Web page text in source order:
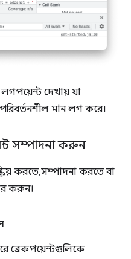
দেখায় যা
মান লগ করে।
সম্পাদনা করুন
করতে, সম্পাদনা করতে বা
করুন।
ব্রেকপয়েন্টগুলিকে